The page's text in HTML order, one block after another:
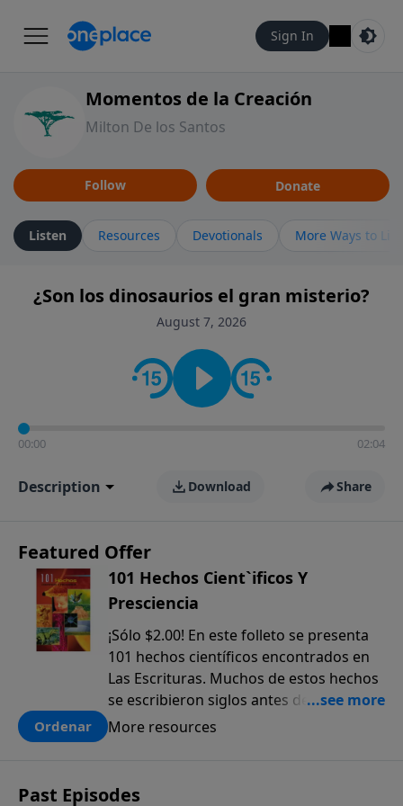
Sign In
Momentos de la Creación
Milton De los Santos
Follow Donate
Listen Resources Devotionals More Ways to
¿Son los dinosaurios el gran misterio?
August 7, 2026
00:00 02:04
Description Download Share
Featured Offer
101 Hechos Cient`ificos Y
Presciencia
¡Sólo $2.00! En este folleto se presenta
101 hechos científicos encontrados en
Las Escrituras. Muchos de estos hechos
se escribieron siglos antes de que
fueran descubiertos. El anticipado
más a la prueba colectiva de que la
Ordenar More resources
Past Episodes